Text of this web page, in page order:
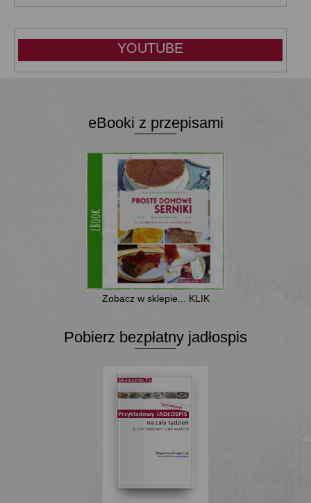
YOUTUBE
eBooki z przepisami
Zobacz w sklepie... KLIK
Pobierz bezpłatny jadłospis